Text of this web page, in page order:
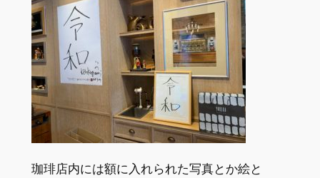
珈琲店内には額に入れられた写真とか絵と